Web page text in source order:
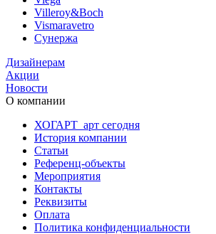
Villeroy&Boch
Vismaravetro
Сунержа
Дизайнерам
Акции
Новости
О компании
ХОГАРТ_арт сегодня
История компании
Статьи
Референц-объекты
Мероприятия
Контакты
Реквизиты
Оплата
Политика конфиденциальности